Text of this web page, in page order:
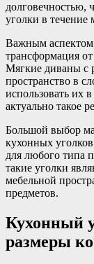
долговечностью,
уголки в течение
Важным аспектом
трансформация
Мягкие диваны с
пространство в
использовать их
актуально такое
Большой выбор
кухонных
для любого типа
такие уголки
мебельной
предметов.
Кухонный
размеры